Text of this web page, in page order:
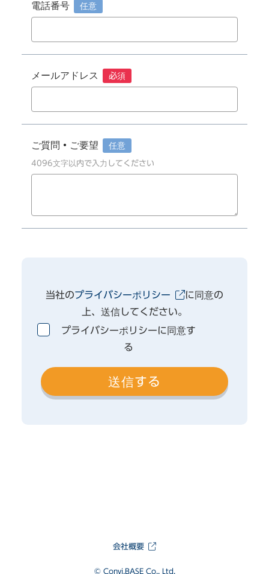
電話番号 任意
メールアドレス 必須
ご質問・ご要望 任意
4096文字以内で入力してください
当社のプライバシーポリシー
に同意の
上、送信してください。
プライバシーポリシーに同意す
る
会社概要
© Convi.BASE Co., Ltd.